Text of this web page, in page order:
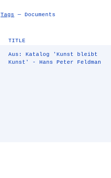
Tags — Documents
TITLE
Aus: Katalog 'Kunst bleibt
Kunst' - Hans Peter Feldman